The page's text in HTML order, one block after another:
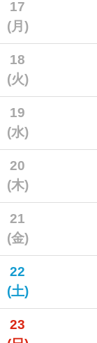
17
(月)
18
(火)
19
(水)
20
(木)
21
(金)
22
(土)
23